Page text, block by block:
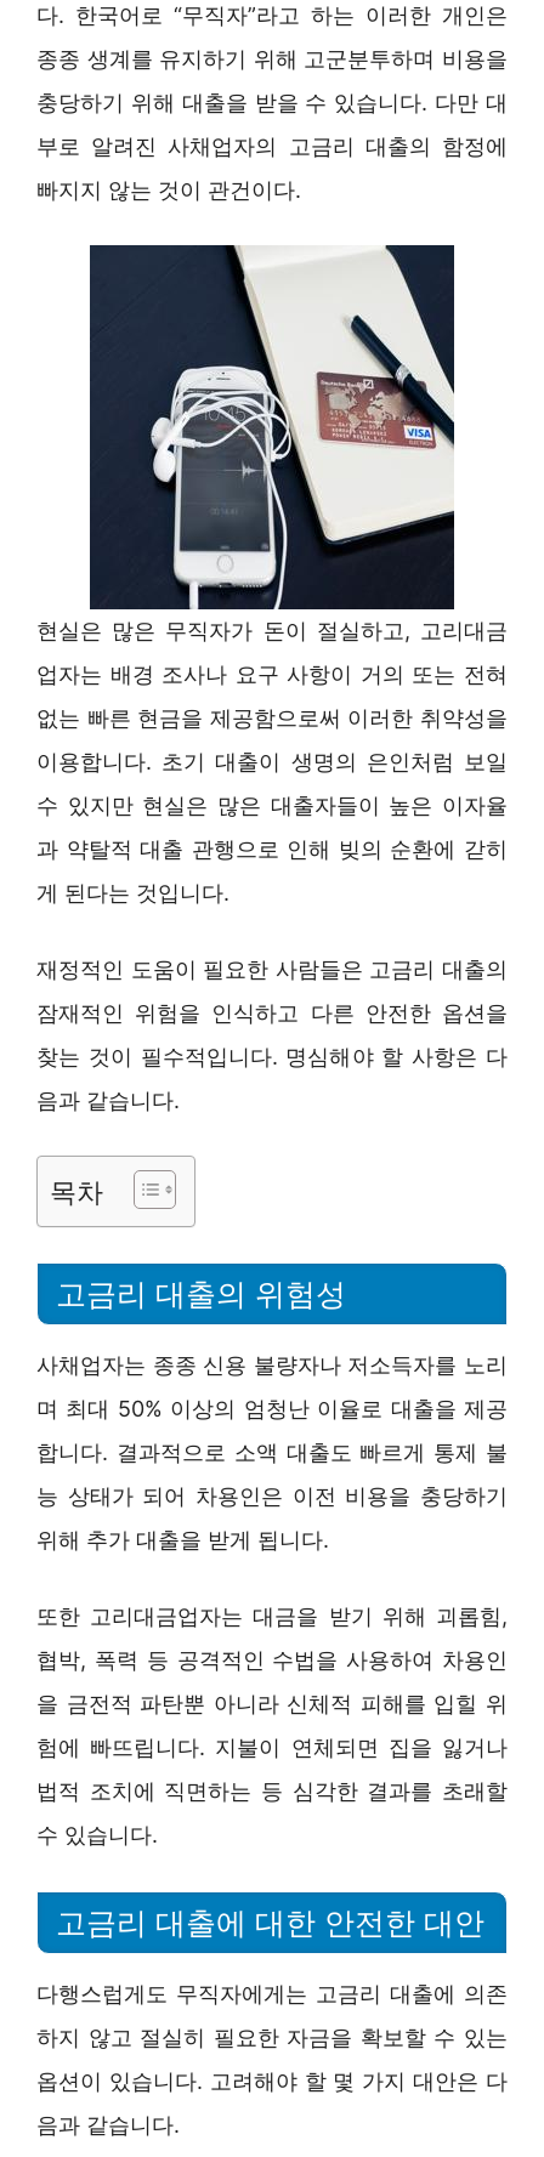
다. 한국어로 “무직자”라고 하는 이러한 개인은
종종 생계를 유지하기 위해 고군분투하며 비용을
충당하기 위해 대출을 받을 수 있습니다. 다만 대
부로 알려진 사채업자의 고금리 대출의 함정에
빠지지 않는 것이 관건이다.
현실은 많은 무직자가 돈이 절실하고, 고리대금
업자는 배경 조사나 요구 사항이 거의 또는 전혀
없는 빠른 현금을 제공함으로써 이러한 취약성을
이용합니다. 초기 대출이 생명의 은인처럼 보일
수 있지만 현실은 많은 대출자들이 높은 이자율
과 약탈적 대출 관행으로 인해 빚의 순환에 갇히
게 된다는 것입니다.
재정적인 도움이 필요한 사람들은 고금리 대출의
잠재적인 위험을 인식하고 다른 안전한 옵션을
찾는 것이 필수적입니다. 명심해야 할 사항은 다
음과 같습니다.
목차
고금리 대출의 위험성
사채업자는 종종 신용 불량자나 저소득자를 노리
며 최대 50% 이상의 엄청난 이율로 대출을 제공
합니다. 결과적으로 소액 대출도 빠르게 통제 불
능 상태가 되어 차용인은 이전 비용을 충당하기
위해 추가 대출을 받게 됩니다.
또한 고리대금업자는 대금을 받기 위해 괴롭힘,
협박, 폭력 등 공격적인 수법을 사용하여 차용인
을 금전적 파탄뿐 아니라 신체적 피해를 입힐 위
험에 빠뜨립니다. 지불이 연체되면 집을 잃거나
법적 조치에 직면하는 등 심각한 결과를 초래할
수 있습니다.
고금리 대출에 대한 안전한 대안
다행스럽게도 무직자에게는 고금리 대출에 의존
하지 않고 절실히 필요한 자금을 확보할 수 있는
옵션이 있습니다. 고려해야 할 몇 가지 대안은 다
음과 같습니다.